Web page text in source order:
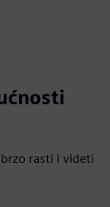
rasti i videti